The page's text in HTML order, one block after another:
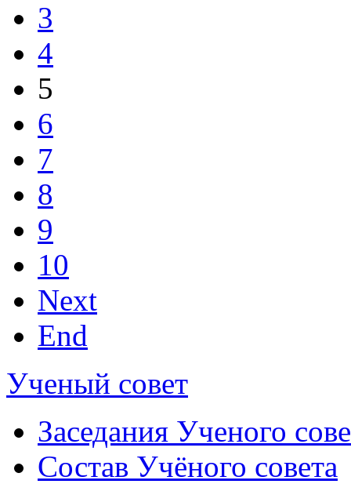
3
4
5
6
7
8
9
10
Next
End
Ученый совет
Заседания Ученого
Состав Учёного совета